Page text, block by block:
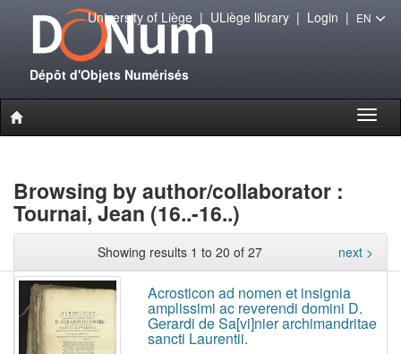
Dépôt d'Objets Numérisés
University of Liège| ULiège library| Login | EN
Browsing by author/collaborator :
Tournai, Jean (16..-16..)
Showing results 1 to 20 of 27 next >
Acrosticon ad nomen et insignia
amplissimi ac reverendi domini D.
Gerardi de Sa[vi]nier archimandritae
sancti Laurentii.